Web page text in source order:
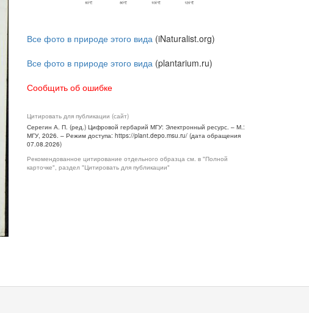
Все фото в природе этого вида (iNaturalist.org)
Все фото в природе этого вида (plantarium.ru)
Сообщить об ошибке
Цитировать для публикации (сайт)
Серегин А. П. (ред.) Цифровой гербарий МГУ: Электронный ресурс. – М.:
МГУ, 2026. – Режим доступа: https://plant.depo.msu.ru/ (дата обращения
07.08.2026)
Рекомендованное цитирование отдельного образца см. в "Полной
карточке", раздел "Цитировать для публикации"